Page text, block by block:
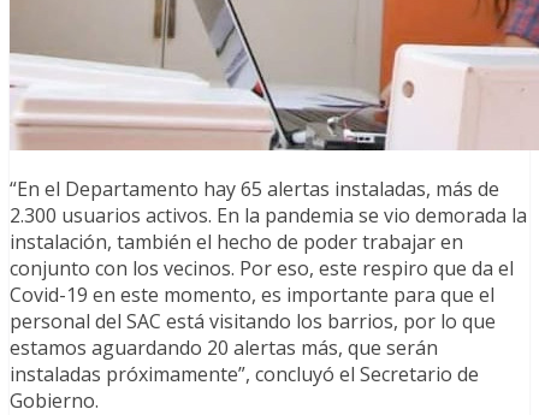
“En el Departamento hay 65 alertas instaladas, más de
2.300 usuarios activos. En la pandemia se vio demorada la
instalación, también el hecho de poder trabajar en
conjunto con los vecinos. Por eso, este respiro que da el
Covid-19 en este momento, es importante para que el
personal del SAC está visitando los barrios, por lo que
estamos aguardando 20 alertas más, que serán
instaladas próximamente”, concluyó el Secretario de
Gobierno.